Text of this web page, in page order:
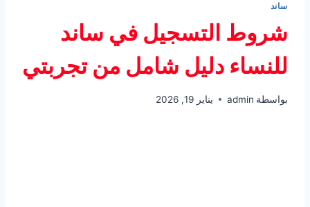
ساند
شروط التسجيل في ساند
للنساء دليل شامل من تجربتي
بواسطة admin يناير 19, 2026